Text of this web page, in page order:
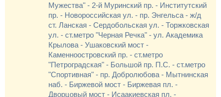
Мужества" - 2-й Муринский пр. - Институтский
пр. - Новороссийская ул. - пр. Энгельса - ж/д
ст. Ланская - Сердобольская ул. - Торжковская
ул. - ст.метро "Черная Речка" - ул. Академика
Крылова - Ушаковский мост -
Каменноостровский пр. - ст.метро
"Петроградская" - Большой пр. П.С. - ст.метро
"Спортивная" - пр. Добролюбова - Мытнинская
наб. - Биржевой мост - Биржевая пл. -
Дворцовый мост - Исаакиевская пл. -